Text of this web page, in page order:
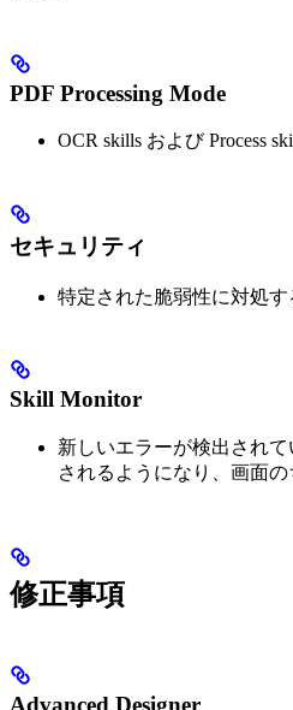
PDF Processing Mode
OCR skills および Process
セキュリティ
特定された脆弱性に対処
Skill Monitor
新しいエラーが検出され
されるようになり、画面
修正事項
Advanced Designer